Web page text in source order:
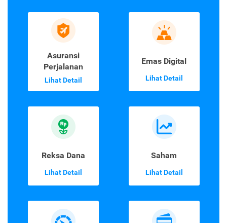
Asuransi
Perjalanan
Lihat Detail
Emas Digital
Lihat Detail
Reksa Dana
Lihat Detail
Saham
Lihat Detail